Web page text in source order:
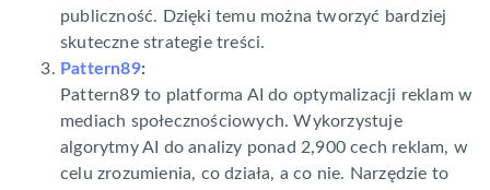
publiczność. Dzięki temu można tworzyć bardziej
skuteczne strategie treści.
Pattern89:
Pattern89 to platforma AI do optymalizacji reklam w
mediach społecznościowych. Wykorzystuje
algorytmy AI do analizy ponad 2,900 cech reklam, w
celu zrozumienia, co działa, a co nie. Narzędzie to